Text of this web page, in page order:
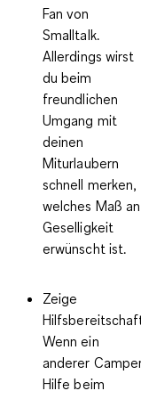
Fan von
Smalltalk.
Allerdings wirst
du beim
freundlichen
Umgang mit
deinen
Miturlaubern
schnell merken,
welches Maß an
Geselligkeit
erwünscht ist.
Zeige
Wenn ein
anderer
Hilfe beim